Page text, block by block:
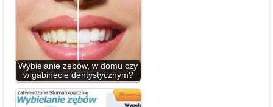
Wybielanie zębów, w domu czy
w gabinecie dentystycznym?